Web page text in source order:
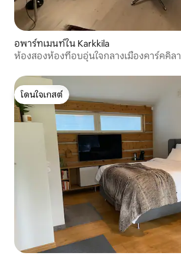
อพาร์ทเมนท์ใน Karkkila
ห้องสองห้องที่อบอุ่นใจกลางเมืองคาร์คคิลา
โดนใจเกสต์
โดนใจเกสต์